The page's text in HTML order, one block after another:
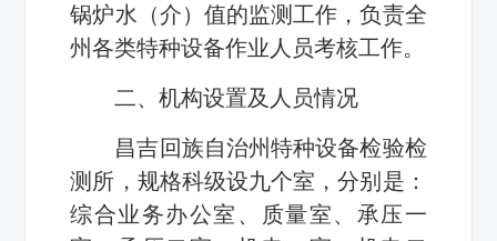
锅炉水（介）值的监测工作，负责全
州各类特种设备作业人员考核工作。
二、机构设置及 人员情况
昌吉回族自治州特种设备检验检
测所，规格科级设九个室，分别是：
综合业务办公室、质量室、承压一